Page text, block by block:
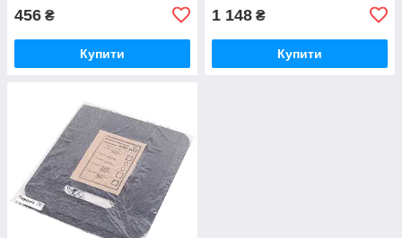
456 ₴
Купити
1 148 ₴
Купити